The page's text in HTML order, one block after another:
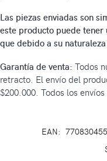
Las piezas enviadas son
este producto puede tener
que debido a su
Garantía de venta: Todos
retracto. El envío del
$200.000. Todos los
EAN: